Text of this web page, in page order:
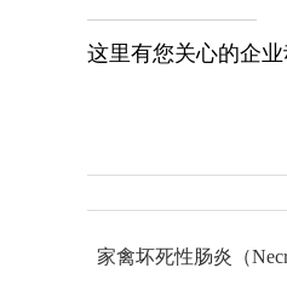
这里有您关心的企
家禽坏死性肠炎（